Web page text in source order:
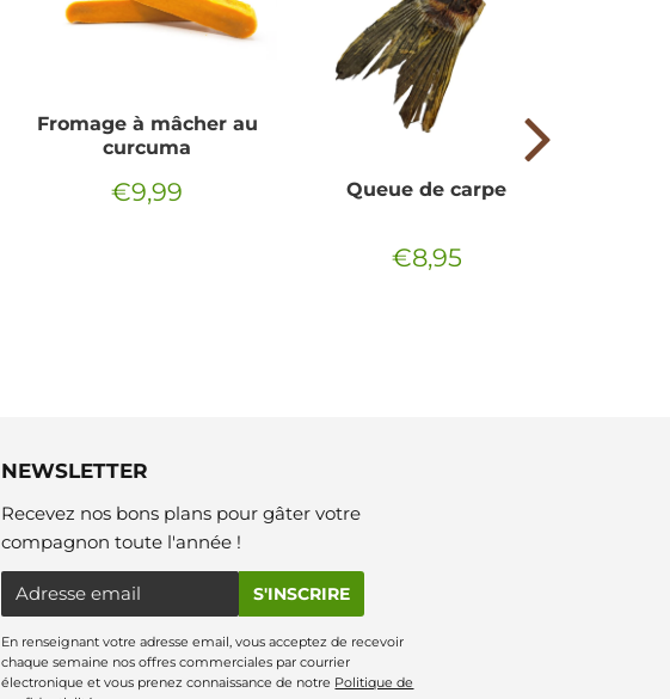
Fromage à mâcher au
curcuma
Prix
€9,99 Queue de carpe
Prix
€8,95
NEWSLETTER
Recevez nos bons plans pour gâter votre
compagnon toute l'année !
E-
mail
S'INSCRIRE
En renseignant votre adresse email, vous acceptez de recevoir
chaque semaine nos offres commerciales par courrier
électronique et vous prenez connaissance de notre Politique de